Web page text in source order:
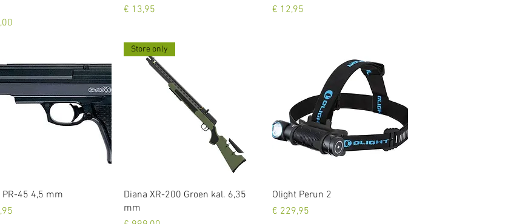
Prijs
€ 13,95
Prijs
€ 12,95
Snel overzicht
PR-45 4,5 mm
Snel overzicht
Store only
Diana XR-200 Groen kal. 6,35
mm
Snel overzicht
Olight Perun 2
Prijs
€ 229,95